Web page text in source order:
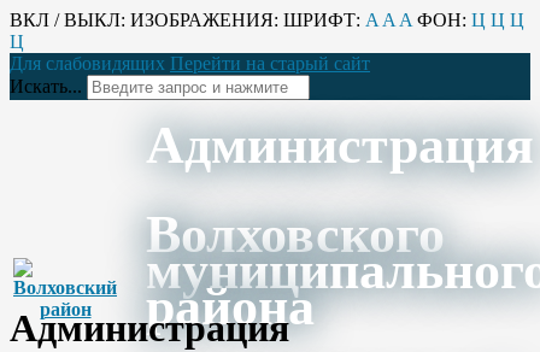
ВКЛ / ВЫКЛ: ИЗОБРАЖЕНИЯ: ШРИФТ: A A A ФОН: Ц Ц Ц
Ц
Для слабовидящих Перейти на старый сайт
Искать...
Администрация
Волховского
района
Администрация